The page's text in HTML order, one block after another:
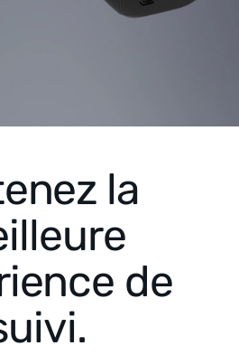
la
de